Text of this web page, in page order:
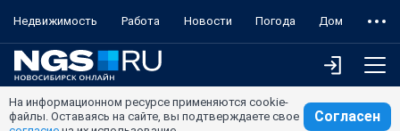
Недвижимость Работа Новости Погода Дом
На информационном ресурсе применяются cookie-
файлы. Оставаясь на сайте, вы подтверждаете свое
Согласен